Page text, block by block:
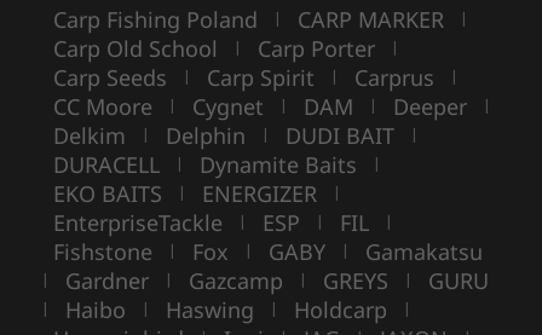
Carp Fishing Poland | CARP MARKER |
Carp Old School | Carp Porter |
Carp Seeds | Carp Spirit | Carprus |
CC Moore | Cygnet | DAM | Deeper |
Delkim | Delphin | DUDI BAIT |
DURACELL | Dynamite Baits |
EKO BAITS | ENERGIZER |
EnterpriseTackle | ESP | FIL |
Fishstone | Fox | GABY | Gamakatsu
| Gardner | Gazcamp | GREYS | GURU
| Haibo | Haswing | Holdcarp |